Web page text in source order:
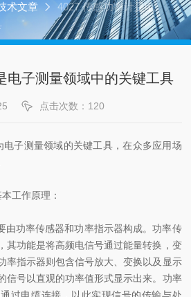
术文章
4027 传感功率计是电
电子测量领域中的关键工具
点击次数：120
电子测量领域的关键工具，在众多应用场
工作原理：
功率传感器和功率指示器构成。功率传
其功能是将高频电信号通过能量转换，变
率指示器则包含信号放大、变换以及显示
信号以直观的功率值形式显示出来。功率